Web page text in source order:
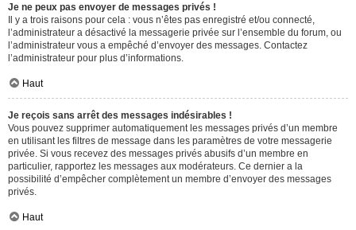
Je ne peux pas envoyer de messages privés !
Il y a trois raisons pour cela : vous n’êtes pas enregistré et/ou connecté,
l’administrateur a désactivé la messagerie privée sur l’ensemble du forum, ou
l’administrateur vous a empêché d’envoyer des messages. Contactez
l’administrateur pour plus d’informations.
Haut
Je reçois sans arrêt des messages indésirables !
Vous pouvez supprimer automatiquement les messages privés d’un membre
en utilisant les filtres de message dans les paramètres de votre messagerie
privée. Si vous recevez des messages privés abusifs d’un membre en
particulier, rapportez les messages aux modérateurs. Ce dernier a la
possibilité d’empêcher complètement un membre d’envoyer des messages
privés.
Haut